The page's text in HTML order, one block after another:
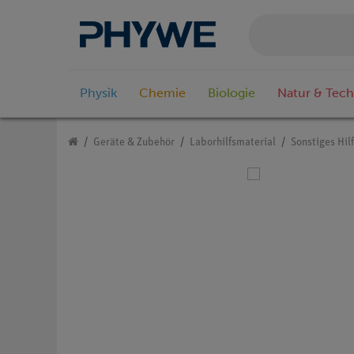
Physik Chemie Biologie Natur &
Geräte & Zubehör Laborhilfsmaterial Sonstiges